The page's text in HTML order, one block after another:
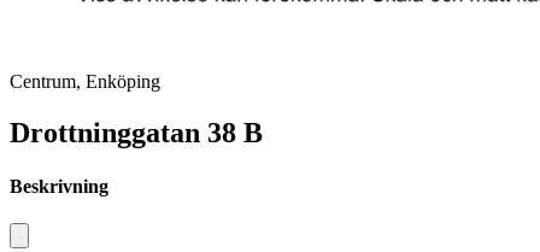
Centrum, Enköping
Drottninggatan 38 B
Beskrivning